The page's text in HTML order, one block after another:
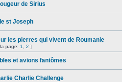
de Sirius
st Joseph
les pierres qui vivent de Roumanie
page: 1 2 ]
et avions fantômes
Charlie Challenge